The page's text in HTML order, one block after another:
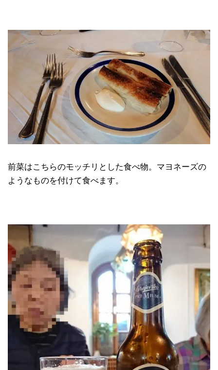
前菜はこちらのモッチリとした食べ物。マヨネーズの
ようなものを付けて食べます。